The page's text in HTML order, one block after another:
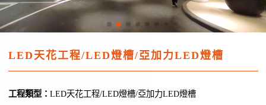
LED天花工程/LED燈槽/亞加力LED燈槽
工程類型： LED天花工程/LED燈槽/亞加力LED燈槽